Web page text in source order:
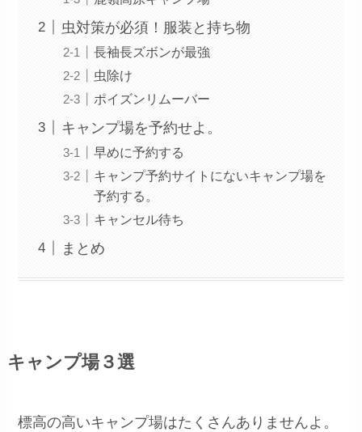
虫対策が必須！服装と持ち物
長袖長ズボンが最強
虫除け
ポイズンリムーバー
キャンプ場を予約せよ。
早めに予約する
キャンプ予約サイトにないキャンプ場を
予約する。
キャンセル待ち
まとめ
キャンプ場３選
標高の高いキャンプ場はたくさんありませんよ。